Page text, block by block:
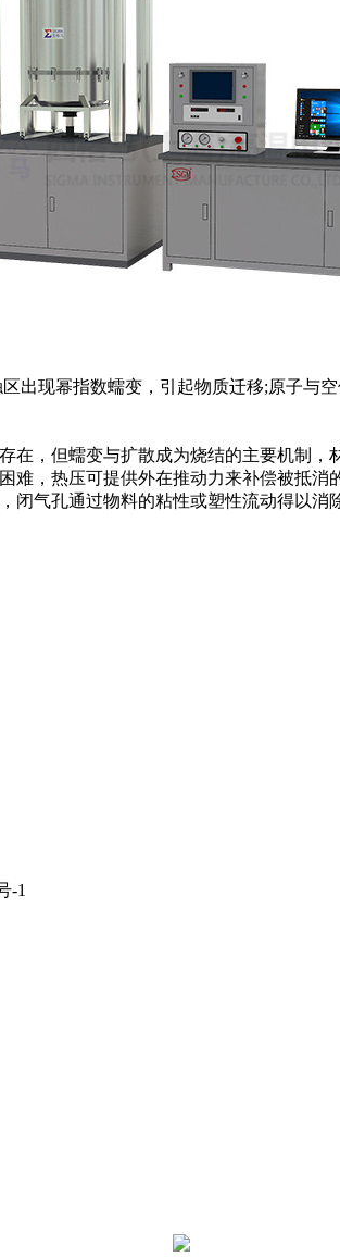
现幂指数蠕变，引起物质迁移;原子与
，但蠕变与扩散成为烧结的主要机制，
，热压可提供外在推动力来补偿被抵
气孔通过物料的粘性或塑性流动得以消
-1